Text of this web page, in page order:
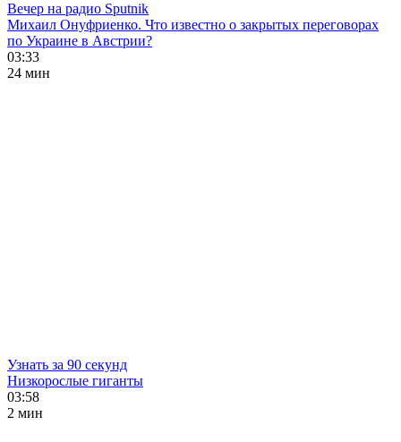
Вечер на радио Sputnik
Михаил Онуфриенко. Что известно о закрытых переговорах
по Украине в Австрии?
03:33
24 мин
Узнать за 90 секунд
Низкорослые гиганты
03:58
2 мин